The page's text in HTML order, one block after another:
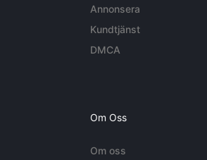
Annonsera
Kundtjänst
DMCA
Om Oss
Om oss